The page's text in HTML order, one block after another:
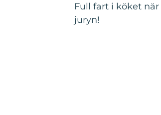
Full fart i köket
juryn!